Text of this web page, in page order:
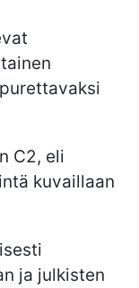
C2, eli
kuvaillaan
ja julkisten